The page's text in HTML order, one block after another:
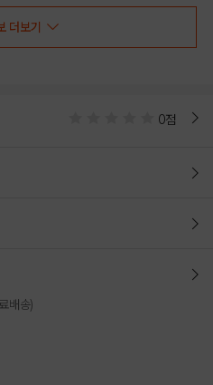
VIEW
더보기
0점
배송)